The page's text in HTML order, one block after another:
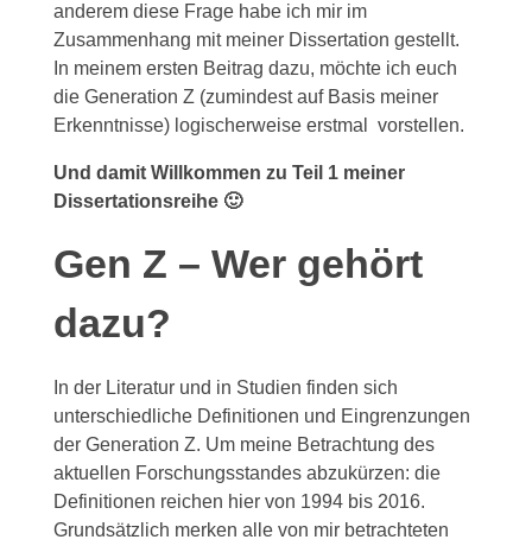
anderem diese Frage habe ich mir im
Zusammenhang mit meiner Dissertation gestellt.
In meinem ersten Beitrag dazu, möchte ich euch
die Generation Z (zumindest auf Basis meiner
Erkenntnisse) logischerweise erstmal vorstellen.
Und damit Willkommen zu Teil 1 meiner
Dissertationsreihe 🙂
Gen Z – Wer gehört
dazu?
In der Literatur und in Studien finden sich
unterschiedliche Definitionen und Eingrenzungen
der Generation Z. Um meine Betrachtung des
aktuellen Forschungsstandes abzukürzen: die
Definitionen reichen hier von 1994 bis 2016.
Grundsätzlich merken alle von mir betrachteten